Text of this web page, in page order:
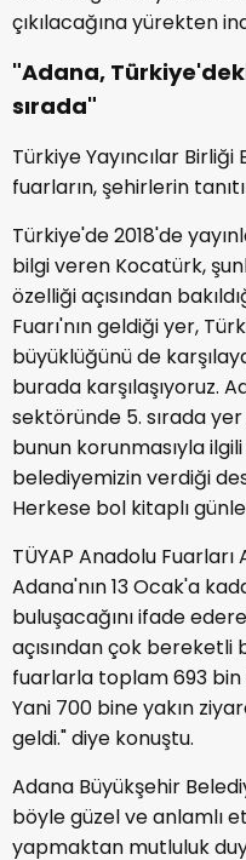
çıkılacağına yürekten
"Adana,
sırada"
Türkiye Yayıncılar
fuarların, şehirlerin
Türkiye'de 2018'de
bilgi veren Kocatürk,
özelliği açısından
Fuarı'nın geldiği yer,
büyüklüğünü de
burada karşılaşıyoruz.
sektöründe 5. sırada
bunun korunmasıyla
belediyemizin verdiği
Herkese bol kitaplı
TÜYAP Anadolu
Adana'nın 13 Ocak'a
buluşacağını ifade
açısından çok bereketli
fuarlarla toplam 693
Yani 700 bine yakın
geldi." diye konuştu.
Adana Büyükşehir
böyle güzel ve anlamlı
yapmaktan mutluluk